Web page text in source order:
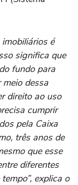
é
significa que
fundo para
dessa
direito ao uso
cumprir
pela Caixa
três anos de
que esse
diferentes
explica o